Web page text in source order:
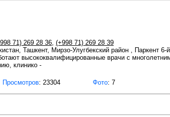
71) 269 28 36, (+998 71) 269 28 39
Ташкент, Мирзо-Улугбекский район , Паркент 6-
высококвалифицированные врачи с
клинико -
Просмотров: 23304 Фото: 7